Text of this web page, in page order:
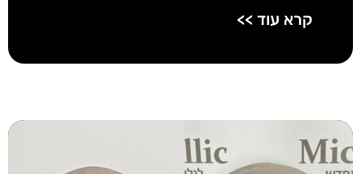
קרא עוד >>